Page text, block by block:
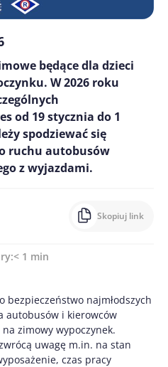
będące dla dzieci
W 2026 roku
od 19 stycznia do 1
spodziewać się
ruchu autobusów
z wyjazdami.
Skopiuj link
< 1 min
bezpieczeństwo najmłodszych
autobusów i kierowców
zimowy wypoczynek.
uwagę m.in. na stan
czas pracy